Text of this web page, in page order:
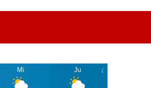
Mi Ju